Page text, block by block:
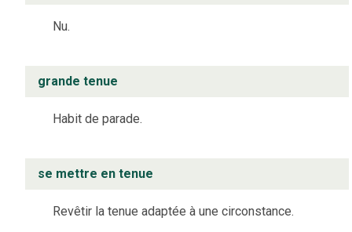
Nu.
grande tenue
Habit de parade.
se mettre en tenue
Revêtir la tenue adaptée à une circonstance.